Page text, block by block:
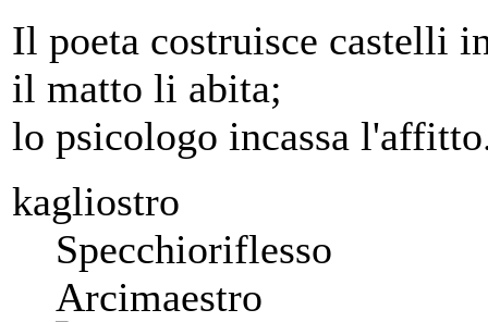
Il poeta costruisce castelli
il matto li abita;
lo psicologo incassa
kagliostro
Specchioriflesso
Arcimaestro